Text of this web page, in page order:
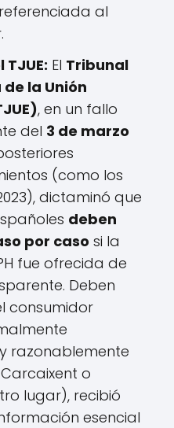
al
TJUE: El Tribunal
la Unión
, en un fallo
del 3 de marzo
(como los
dictaminó que
deben
por caso si la
fue ofrecida de
Deben
consumidor
razonablemente
o
lugar), recibió
esencial